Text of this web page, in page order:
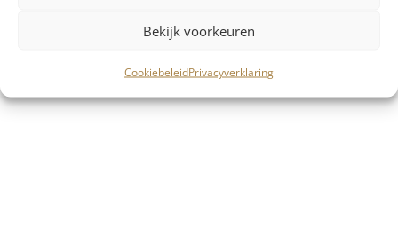
Bekijk voorkeuren
CookiebeleidPrivacyverklaring